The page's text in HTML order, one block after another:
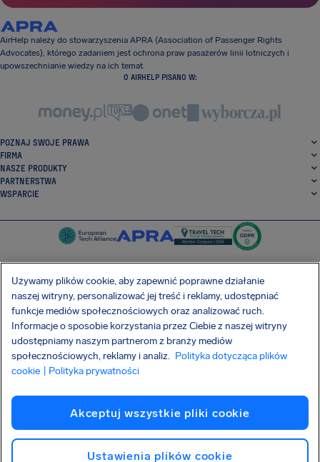
AirHelp należy do stowarzyszenia APRA (Association of Passenger Rights
Advocates), którego zadaniem jest ochrona praw pasażerów linii lotniczych i
upowszechnianie wiedzy na ich temat.
O AIRHELP PISANO W:
POZNAJ SWOJE PRAWA
FIRMA
NASZE PRODUKTY
PARTNERSTWA
WSPARCIE
SocialFacebook
SocialTwitter
SocialInstagram
SocialLinkedin
POBIERZ NASZĄ DARMOWĄ APLIKACJĘ
Polityka prywatności Pliki cookie
Imprint
Atak na łańcuch dostaw Shai-Hulud
Copyright © 2026 AirHelp
Używamy plików cookie, aby zapewnić poprawne działanie
naszej witryny, personalizować jej treść i reklamy, udostępniać
funkcje mediów społecznościowych oraz analizować ruch.
Informacje o sposobie korzystania przez Ciebie z naszej witryny
udostępniamy naszym partnerom z branży mediów
społecznościowych, reklamy i analiz. Polityka dotycząca plików
cookie
| Polityka prywatności
Akceptuj wszystkie pliki cookie
Ustawienia plików cookie